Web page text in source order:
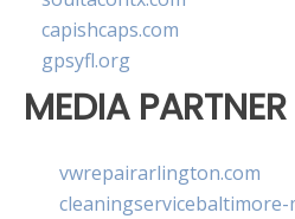
capishcaps.com
gpsyfl.org
MEDIA PARTNER
vwrepairarlington.com
cleaningservicebaltimore-